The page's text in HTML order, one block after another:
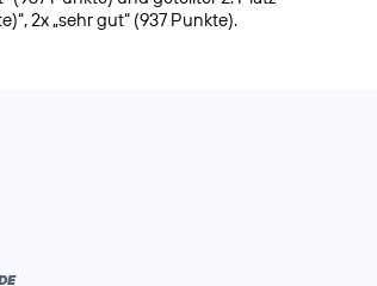
2x „sehr gut“ (937 Punkte).